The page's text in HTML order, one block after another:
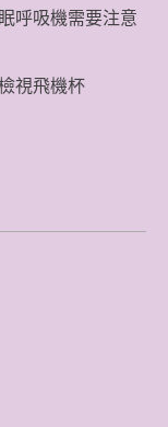
呼吸機需要注意
視飛機杯